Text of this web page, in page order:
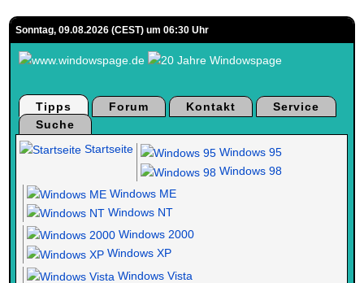
Sonntag, 09.08.2026 (CEST) um 06:30 Uhr
Tipps Forum Kontakt
Service
Suche
Startseite
Windows 95
Windows 98
Windows ME
Windows NT
Windows 2000
Windows XP
Windows Vista